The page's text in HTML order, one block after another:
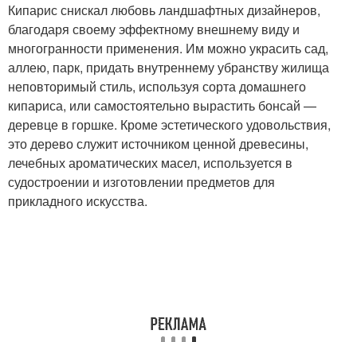
Кипарис снискал любовь ландшафтных дизайнеров,
благодаря своему эффектному внешнему виду и
многогранности применения. Им можно украсить сад,
аллею, парк, придать внутреннему убранству жилища
неповторимый стиль, используя сорта домашнего
кипариса, или самостоятельно вырастить бонсай —
деревце в горшке. Кроме эстетического удовольствия,
это дерево служит источником ценной древесины,
лечебных ароматических масел, используется в
судостроении и изготовлении предметов для
прикладного искусства.